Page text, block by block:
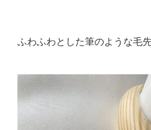
ふわふわとした筆のような毛